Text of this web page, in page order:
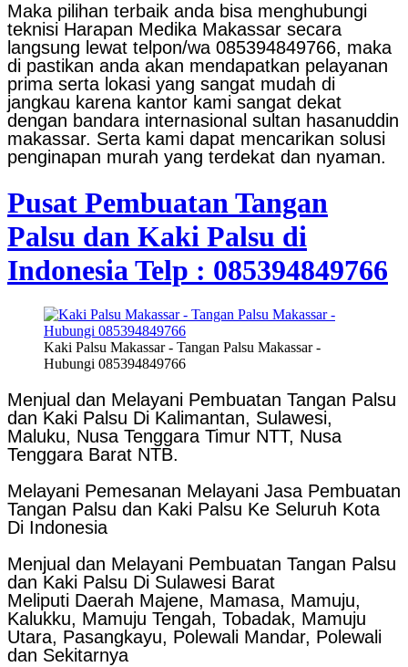
Maka pilihan terbaik anda bisa menghubungi
teknisi Harapan Medika Makassar secara
langsung lewat telpon/wa 085394849766, maka
di pastikan anda akan mendapatkan pelayanan
prima serta lokasi yang sangat mudah di
jangkau karena kantor kami sangat dekat
dengan bandara internasional sultan hasanuddin
makassar. Serta kami dapat mencarikan solusi
penginapan murah yang terdekat dan nyaman.
Pusat Pembuatan Tangan
Palsu dan Kaki Palsu di
Indonesia Telp : 085394849766
Kaki Palsu Makassar - Tangan Palsu Makassar -
Hubungi 085394849766
Menjual dan Melayani Pembuatan Tangan Palsu
dan Kaki Palsu Di Kalimantan, Sulawesi,
Maluku, Nusa Tenggara Timur NTT, Nusa
Tenggara Barat NTB.
Melayani Pemesanan Melayani Jasa Pembuatan
Tangan Palsu dan Kaki Palsu Ke Seluruh Kota
Di Indonesia
Menjual dan Melayani Pembuatan Tangan Palsu
dan Kaki Palsu Di Sulawesi Barat
Meliputi Daerah Majene, Mamasa, Mamuju,
Kalukku, Mamuju Tengah, Tobadak, Mamuju
Utara, Pasangkayu, Polewali Mandar, Polewali
dan Sekitarnya